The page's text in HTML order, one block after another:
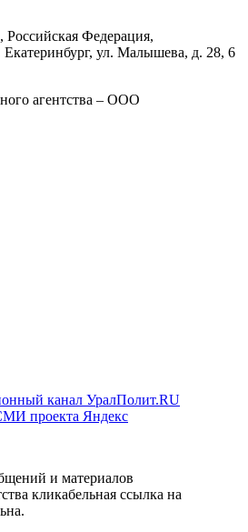
, Российская Федерация,
Екатеринбург, ул. Малышева, д. 28, 6
агентства – ООО
канал УралПолит.RU
проекта Яндекс
и материалов
кликабельная ссылка на